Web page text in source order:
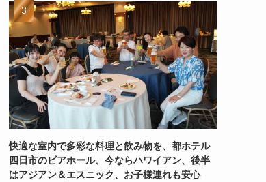
快適な室内で多彩な料理と飲み物を、都ホテル
四日市のビアホール、今ならハワイアン、後半
はアジアン＆エスニック、お子様連れも安心